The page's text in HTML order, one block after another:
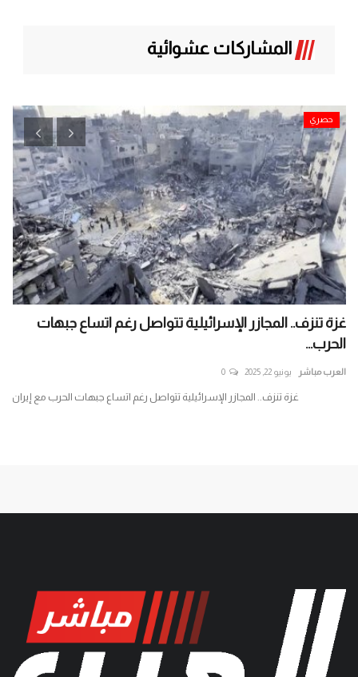
المشاركات عشوائية
حصري
غزة تنزف.. المجازر الإسرائيلية تتواصل رغم اتساع جبهات
الحرب...
العرب مباشر يونيو 22, 2025 0
غزة تنزف.. المجازر الإسرائيلية تتواصل رغم اتساع جبهات الحرب مع إيران